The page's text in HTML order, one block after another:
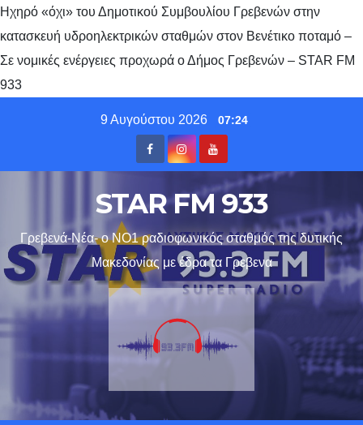
Ηχηρό «όχι» του Δημοτικού Συμβουλίου Γρεβενών στην
κατασκευή υδροηλεκτρικών σταθμών στον Βενέτικο ποταμό –
Σε νομικές ενέργειες προχωρά ο Δήμος Γρεβενών – STAR FM
933
9 Αυγούστου 2026 07:24
STAR FM 933
Γρεβενά-Νέα- ο ΝΟ1 ραδιοφωνικός σταθμός της δυτικής
Μακεδονίας με έδρα τα Γρεβενα